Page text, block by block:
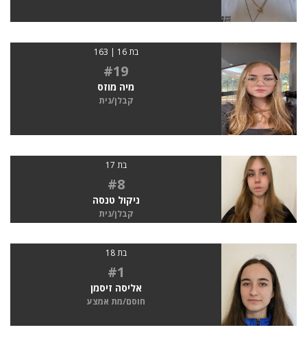
בת 16 | 163
#19
מיה מוזס
קבלן/נית
בת 17
#8
ניקול טנסה
קבלן/נית
בת 18
#1
אליסה זיסמן
חוסם/מת אמצע